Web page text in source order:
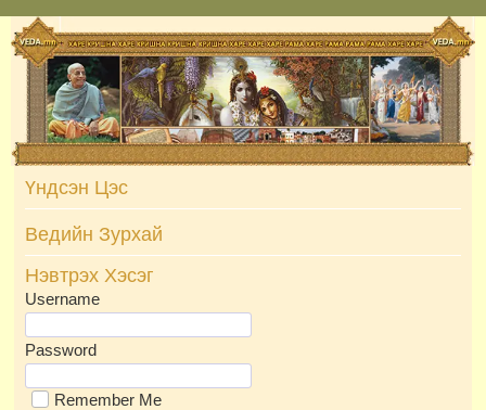
Skip
to
content
Үндсэн Цэс
Ведийн Зурхай
Нэвтрэх Хэсэг
Username
Password
Remember Me